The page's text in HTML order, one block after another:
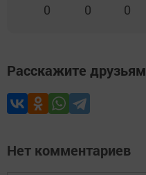
0 0 0
Расскажите друзьям
Нет комментариев